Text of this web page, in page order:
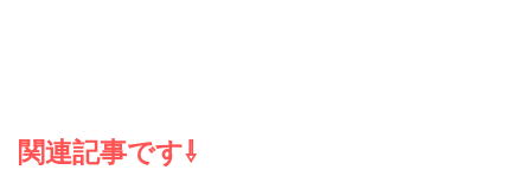
関連記事です⇩